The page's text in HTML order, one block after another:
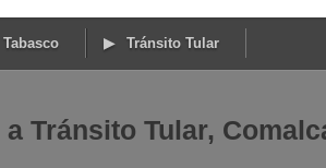
Tabasco Tránsito Tular
Tránsito Tular,